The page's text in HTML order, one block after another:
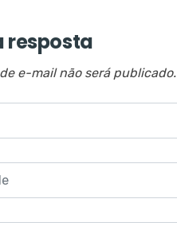
resposta
e-mail não será publicado.